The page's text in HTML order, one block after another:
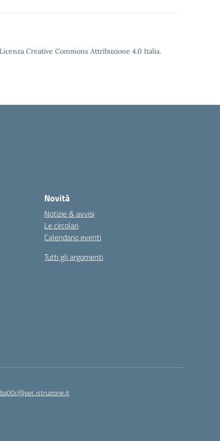
Creative Commons Attribuzione 4.0 Italia.
Novità
Notizie & avvisi
Le circolari
Calendario eventi
Tutti gli argomenti